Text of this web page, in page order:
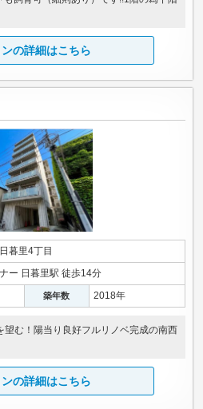
の詳細はこちら
暮里4丁目
ー 日暮里駅 徒歩14分
築年数 2018年
む！陽当り良好フルリノベ完成の南西
の詳細はこちら